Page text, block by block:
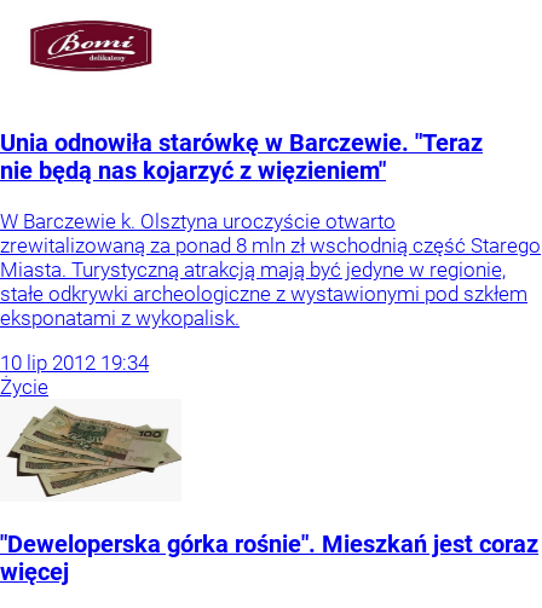
Unia odnowiła starówkę w Barczewie. "Teraz
nie będą nas kojarzyć z więzieniem"
W Barczewie k. Olsztyna uroczyście otwarto
zrewitalizowaną za ponad 8 mln zł wschodnią część Starego
Miasta. Turystyczną atrakcją mają być jedyne w regionie,
stałe odkrywki archeologiczne z wystawionymi pod szkłem
eksponatami z wykopalisk.
10 lip 2012 19:34
Życie
"Deweloperska górka rośnie". Mieszkań jest coraz
więcej